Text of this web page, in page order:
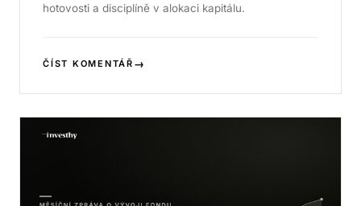
hotovosti a disciplíně v alokaci kapitálu.
ČÍST KOMENTÁŘ →